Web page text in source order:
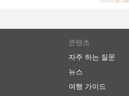
있는 경우 추가 수하물에 대한 요
저렴한 표준 옵션은 약간 느릴 수
. 장거리 노선을 이용할 경우, 화
서비스를 갖춘 비행기의 비즈니
콘텐츠
자주 하는 질문
뉴스
여행 가이드